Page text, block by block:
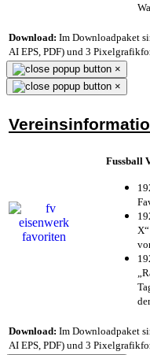
Download: Im Downloadpaket
AI EPS, PDF) und 3
×
×
Fussball
Download: Im Downloadpaket
AI EPS, PDF) und 3